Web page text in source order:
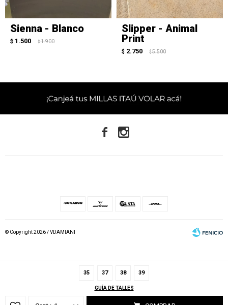
35 37 38 39
GUÍA DE TALLES
Sienna - Blanco
$ 1.500 $ 1.900
Slipper - Animal
Print
$ 2.750 $ 5.500
 
© Copyright 2026 / VDAMIANI